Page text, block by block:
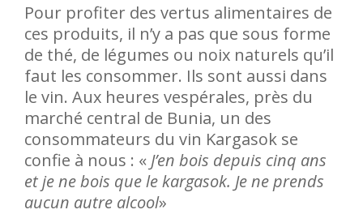
Pour profiter des vertus alimentaires de
ces produits, il n’y a pas que sous forme
de thé, de légumes ou noix naturels qu’il
faut les consommer. Ils sont aussi dans
le vin. Aux heures vespérales, près du
marché central de Bunia, un des
consommateurs du vin Kargasok se
confie à nous : « J’en bois depuis cinq ans
et je ne bois que le kargasok. Je ne prends
aucun autre alcool»